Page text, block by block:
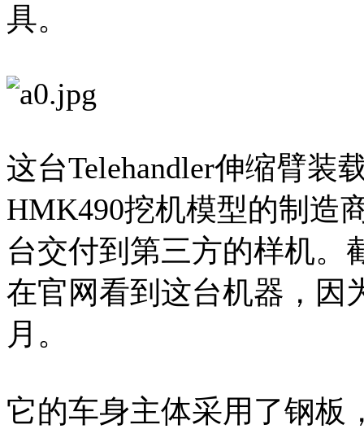
具。
这台Telehandler伸缩臂装
HMK490挖机模型的制造
台交付到第三方的样机。
在官网看到这台机器，因
月。
它的车身主体采用了钢板